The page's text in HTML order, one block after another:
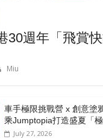
30週年「飛賞
Miu
車手極限挑戰營 x 創意塗
乘Jumptopia打造盛夏「極
July 27, 2026